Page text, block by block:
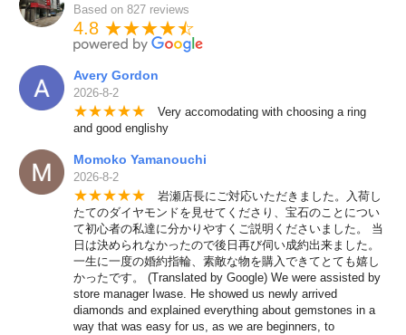
Based on 827 reviews
4.8 ★★★★★
☆
Avery Gordon
2026-8-2
★★★★★ Very accomodating with choosing a ring
and good englishy
Momoko Yamanouchi
2026-8-2
★★★★★ 岩瀬店長にご対応いただきました。入荷し
たてのダイヤモンドを見せてくださり、宝石のことについ
て初心者の私達に分かりやすくご説明くださいました。 当
日は決められなかったので後日再び伺い成約出来ました。
一生に一度の婚約指輪、素敵な物を購入できてとても嬉し
かったです。 (Translated by Google) We were assisted by
store manager Iwase. He showed us newly arrived
diamonds and explained everything about gemstones in a
way that was easy for us, as we are beginners, to